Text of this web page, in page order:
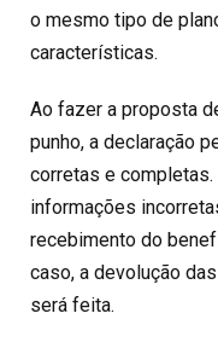
o mesmo tipo de
características.
Ao fazer a proposta
punho, a declaração
corretas e
informações
recebimento do
caso, a devolução
será feita.